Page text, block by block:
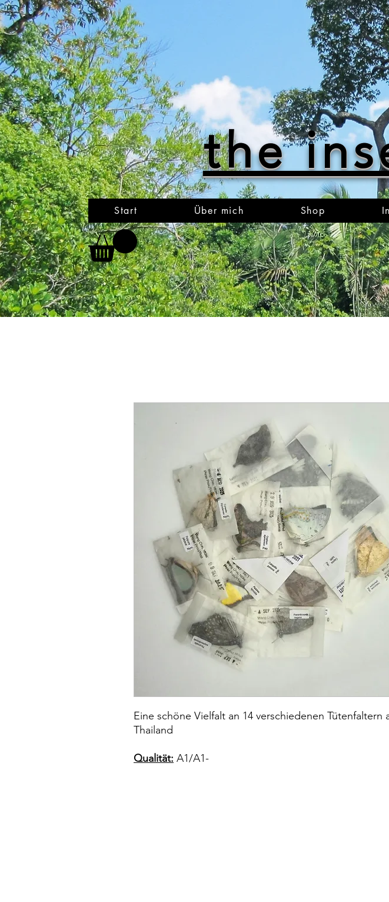
the
Start Über mich Shop
Eine schöne Vielfalt an 14 verschiedenen Tütenfaltern
Thailand
Qualität: A1/A1-